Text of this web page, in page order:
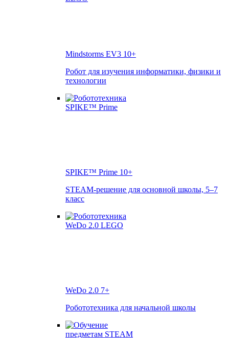
Mindstorms EV3 10+
Робот для изучения информатики, физики и
технологии
SPIKE™ Prime 10+
STEAM-решение для основной школы, 5–7
класс
WeDo 2.0 7+
Робототехника для начальной школы